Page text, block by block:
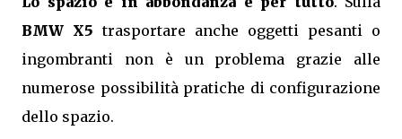
BMW X5 trasportare anche oggetti pesanti o
ingombranti non è un problema grazie alle
numerose possibilità pratiche di configurazione
dello spazio.